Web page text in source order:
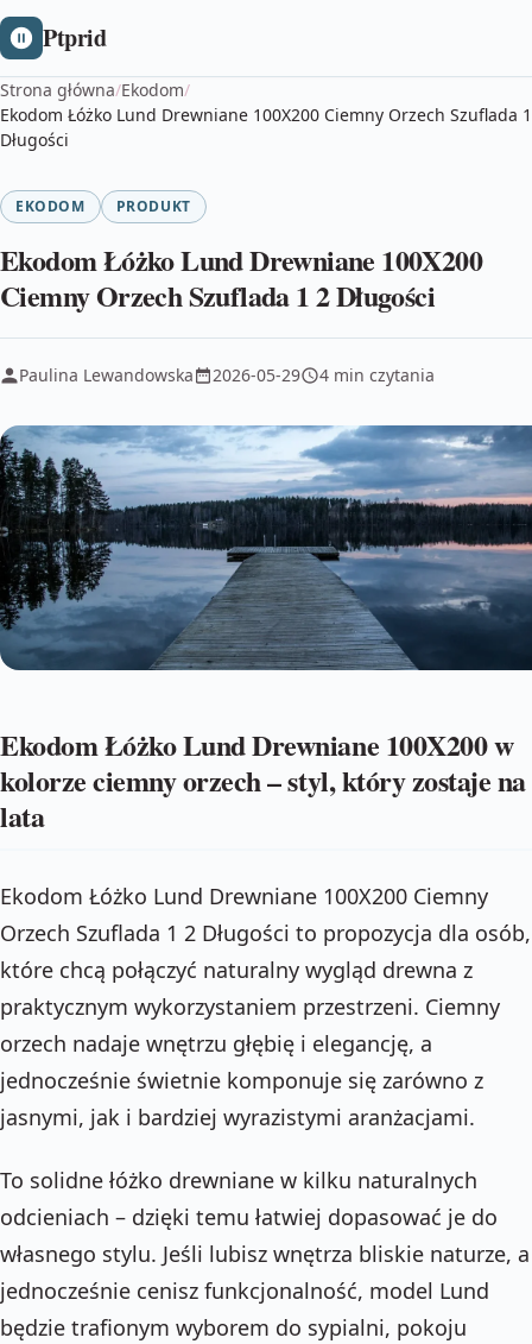
Ptprid
Strona główna/Ekodom/
Ekodom Łóżko Lund Drewniane 100X200 Ciemny Orzech Szuflada
Długości
EKODOM PRODUKT
Ekodom Łóżko Lund Drewniane 100X200
Ciemny Orzech Szuflada 1 2 Długości
Paulina Lewandowska 2026-05-29 4 min czytania
Ekodom Łóżko Lund Drewniane 100X200 w
kolorze ciemny orzech – styl, który zostaje na
lata
Ekodom Łóżko Lund Drewniane 100X200 Ciemny
Orzech Szuflada 1 2 Długości to propozycja dla osób,
które chcą połączyć naturalny wygląd drewna z
praktycznym wykorzystaniem przestrzeni. Ciemny
orzech nadaje wnętrzu głębię i elegancję, a
jednocześnie świetnie komponuje się zarówno z
jasnymi, jak i bardziej wyrazistymi aranżacjami.
To solidne łóżko drewniane w kilku naturalnych
odcieniach – dzięki temu łatwiej dopasować je do
własnego stylu. Jeśli lubisz wnętrza bliskie naturze, a
jednocześnie cenisz funkcjonalność, model Lund
będzie trafionym wyborem do sypialni, pokoju